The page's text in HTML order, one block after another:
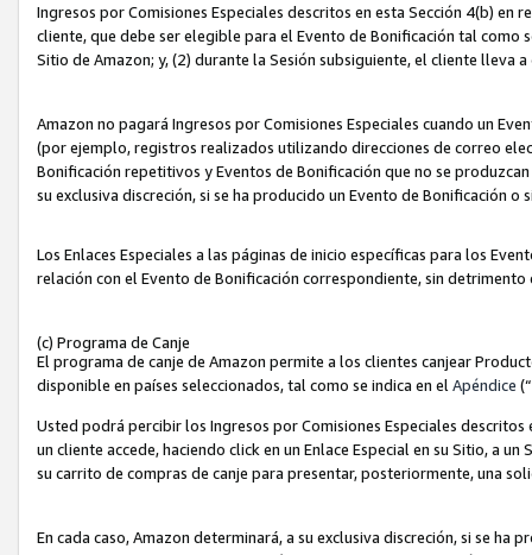
Ingresos por Comisiones Especiales descritos en esta Sección 4(b) en
cliente, que debe ser elegible para el Evento de Bonificación tal como
Sitio de Amazon; y, (2) durante la Sesión subsiguiente, el cliente lleva
Amazon no pagará Ingresos por Comisiones Especiales cuando un
(por ejemplo, registros realizados utilizando direcciones de correo
Bonificación repetitivos y Eventos de Bonificación que no se
su exclusiva discreción, si se ha producido un Evento de Bonificación
Los Enlaces Especiales a las páginas de inicio específicas para los
relación con el Evento de Bonificación correspondiente, sin
(c) Programa de Canje
El programa de canje de Amazon permite a los clientes canjear
disponible en países seleccionados, tal como se indica en el Apéndice
Usted podrá percibir los Ingresos por Comisiones Especiales
un cliente accede, haciendo click en un Enlace Especial en su Sitio, a
su carrito de compras de canje para presentar, posteriormente, una
En cada caso, Amazon determinará, a su exclusiva discreción, si se